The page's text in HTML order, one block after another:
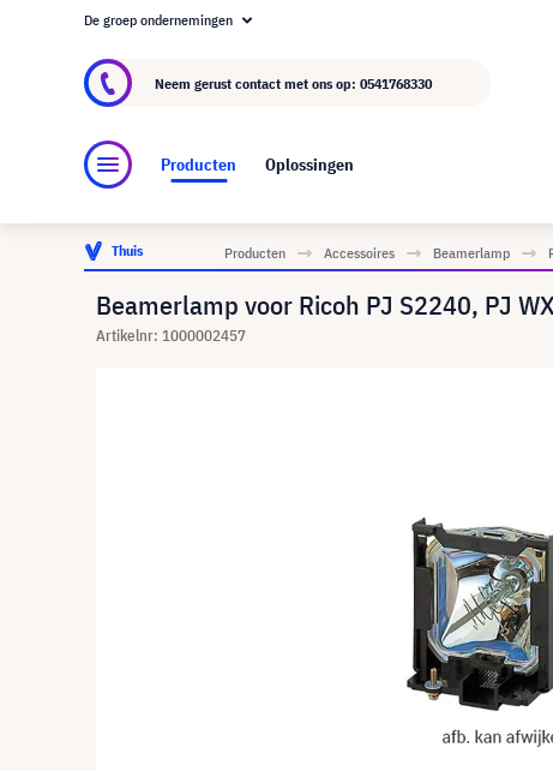
Over visunext.nl
De groep ondernemingen
Neem gerust contact met ons op: 0541768330
Producten Oplossingen
Thuis Producten Accessoires Beamerlamp
Beamerlamp voor Ricoh PJ S2240, PJ
Artikelnr: 1000002457